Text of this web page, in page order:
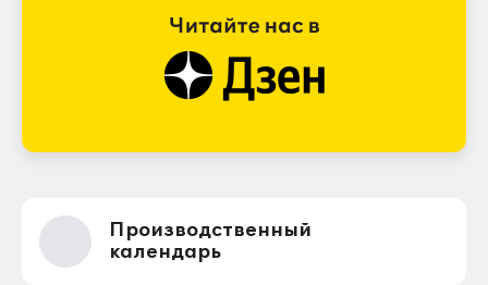
Производственный
календарь